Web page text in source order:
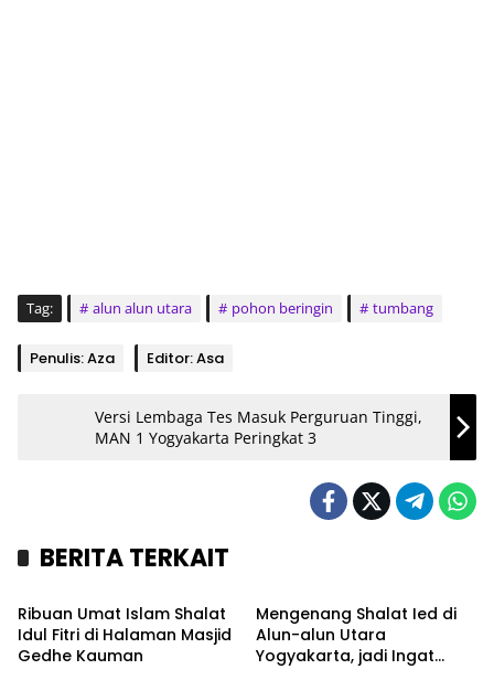
Tag: alun alun utara pohon beringin tumbang
Penulis: Aza Editor: Asa
Versi Lembaga Tes Masuk Perguruan Tinggi,
MAN 1 Yogyakarta Peringkat 3
BERITA TERKAIT
Kronika
Ribuan Umat Islam Shalat
Idul Fitri di Halaman Masjid
Gedhe Kauman
Mengenang Shalat Ied di
Alun-alun Utara
Yogyakarta, jadi Ingat
Kronika Kronika